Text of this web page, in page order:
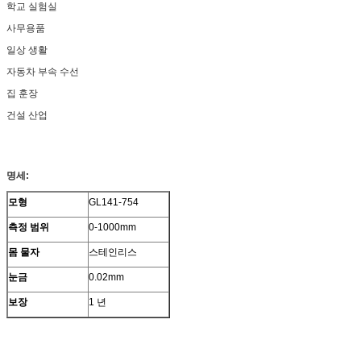
학교 실험실
사무용품
일상 생활
자동차 부속 수선
집 훈장
건설 산업
명세:
모형 GL141-754
측정 범위 0-1000mm
몸 물자 스테인리스
눈금 0.02mm
보장 1 년